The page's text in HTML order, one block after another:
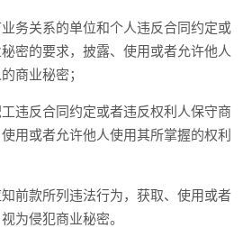
关系的单位和个人违反合同约定或
密的要求，披露、使用或者允许他人
商业秘密；
反合同约定或者违反权利人保守商
用或者允许他人使用其所掌握的权利
款所列违法行为，获取、使用或者
为侵犯商业秘密。